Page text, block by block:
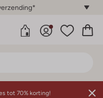
tot 70% korting!